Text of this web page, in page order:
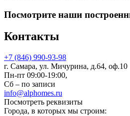
Посмотрите наши
Контакты
+7 (846) 990-93-98
г. Самара, ул. Мичурина, д.64, оф.10
Пн-пт 09:00-19:00,
Сб – по записи
info@alphomes.ru
Посмотреть реквизиты
Города, в которых мы строим: